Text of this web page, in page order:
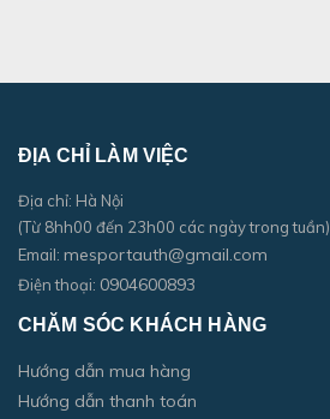
ĐỊA CHỈ LÀM VIỆC
Địa chỉ: Hà Nội
(Từ 8hh00 đến 23h00 các ngày trong tuần)
Email: mesportauth@gmail.com
Điện thoại: 0904600893
CHĂM SÓC KHÁCH HÀNG
Hướng dẫn mua hàng
Hướng dẫn thanh toán